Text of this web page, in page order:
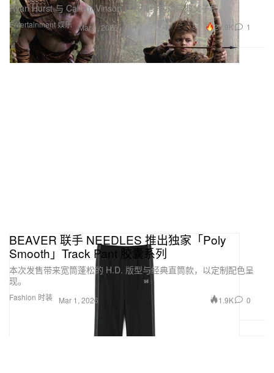
Entertainment 娱乐
Ryan Hurst 与 Callum Vinson 正式演绎这对经典父子档。
Mar 1, 2026 20.9K 1
Fashion 时装
BEAVER 联手 NEEDLES 推出独家「Poly
Smooth」Track Pant 胶囊系列
本次发售带来宽筒蓬松的 H.D. 版型与经典直筒款，以定制配色呈
现。
Mar 1, 2026 1.9K 0